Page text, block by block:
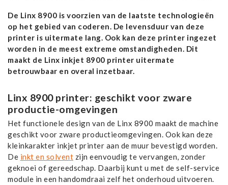
De Linx 8900 is voorzien van de laatste technologieën
op het gebied van coderen. De levensduur van deze
printer is uitermate lang. Ook kan deze printer ingezet
worden in de meest extreme omstandigheden. Dit
maakt de Linx inkjet 8900 printer uitermate
betrouwbaar en overal inzetbaar.
Linx 8900 printer: geschikt voor zware
productie-omgevingen
Het functionele design van de Linx 8900 maakt de machine
geschikt voor zware productieomgevingen. Ook kan deze
kleinkarakter inkjet printer aan de muur bevestigd worden.
De inkt en solvent zijn eenvoudig te vervangen, zonder
geknoei of gereedschap. Daarbij kunt u met de self-service
module in een handomdraai zelf het onderhoud uitvoeren.